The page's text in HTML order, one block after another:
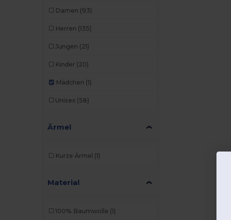
Damen (93)
Herren (135)
Jungen (21)
Kinder (20)
Mädchen (1)
Unisex (58)
Ärmel
Kurze Ärmel (1)
Material
100% Baumwolle (1)